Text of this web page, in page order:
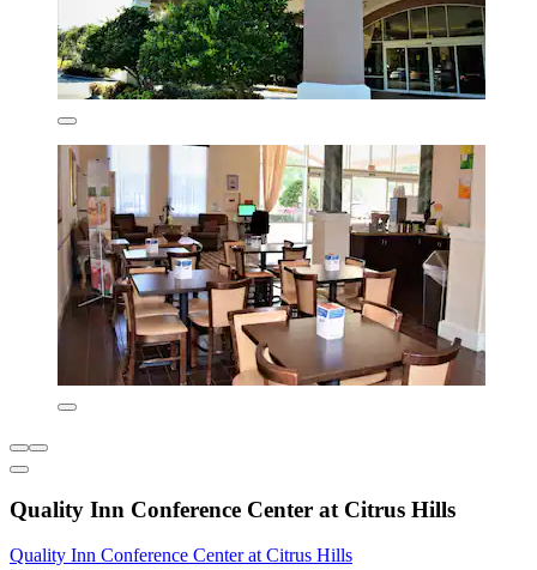
Quality Inn Conference Center at Citrus Hills
Quality Inn Conference Center at Citrus Hills